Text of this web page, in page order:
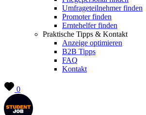
Umfrageteilnehmer finden
Promoter finden
Erntehelfer finden
Praktische Tipps & Kontakt
Anzeige optimieren
B2B Tipps
FAQ
Kontakt
0